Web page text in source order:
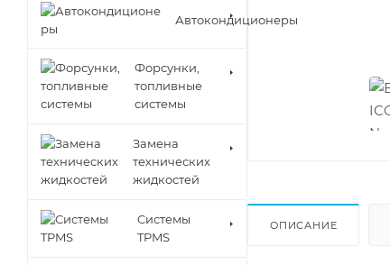
ОПИСАНИЕ
Автокондиционеры
Форсунки,
топливные
системы
Замена
технических
жидкостей
Cистемы
TPMS